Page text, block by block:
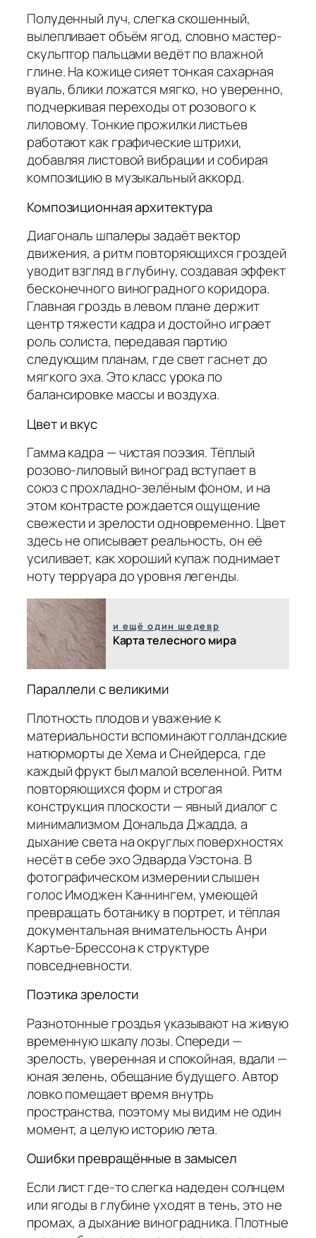
Полуденный луч, слегка скошенный,
вылепливает объём ягод, словно мастер-
скульптор пальцами ведёт по влажной
глине. На кожице сияет тонкая сахарная
вуаль, блики ложатся мягко, но уверенно,
подчеркивая переходы от розового к
лиловому. Тонкие прожилки листьев
работают как графические штрихи,
добавляя листовой вибрации и собирая
композицию в музыкальный аккорд.
Композиционная архитектура
Диагональ шпалеры задаёт вектор
движения, а ритм повторяющихся гроздей
уводит взгляд в глубину, создавая эффект
бесконечного виноградного коридора.
Главная гроздь в левом плане держит
центр тяжести кадра и достойно играет
роль солиста, передавая партию
следующим планам, где свет гаснет до
мягкого эха. Это класс урока по
балансировке массы и воздуха.
Цвет и вкус
Гамма кадра — чистая поэзия. Тёплый
розово-лиловый виноград вступает в
союз с прохладно-зелёным фоном, и на
этом контрасте рождается ощущение
свежести и зрелости одновременно. Цвет
здесь не описывает реальность, он её
усиливает, как хороший купаж поднимает
ноту терруара до уровня легенды.
и ещё один шедевр
Карта телесного мира
Параллели с великими
Плотность плодов и уважение к
материальности вспоминают голландские
натюрморты де Хема и Снейдерса, где
каждый фрукт был малой вселенной. Ритм
повторяющихся форм и строгая
конструкция плоскости — явный диалог с
минимализмом Дональда Джадда, а
дыхание света на округлых поверхностях
несёт в себе эхо Эдварда Уэстона. В
фотографическом измерении слышен
голос Имоджен Каннингем, умеющей
превращать ботанику в портрет, и тёплая
документальная внимательность Анри
Картье-Брессона к структуре
повседневности.
Поэтика зрелости
Разнотонные гроздья указывают на живую
временную шкалу лозы. Спереди —
зрелость, уверенная и спокойная, вдали —
юная зелень, обещание будущего. Автор
ловко помещает время внутрь
пространства, поэтому мы видим не один
момент, а целую историю лета.
Ошибки превращённые в замысел
Если лист где-то слегка надеден солнцем
или ягоды в глубине уходят в тень, это не
промах, а дыхание виноградника. Плотные